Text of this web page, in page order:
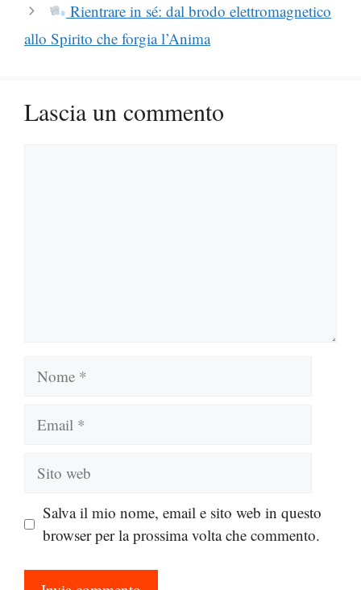
Rientrare in sé: dal brodo elettromagnetico
allo Spirito che forgia l’Anima
Lascia un commento
Nome
Email
Sito
web
Salva il mio nome, email e sito web in questo
browser per la prossima volta che commento.